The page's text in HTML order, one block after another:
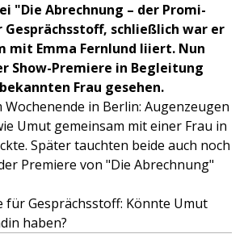
"Die Abrechnung – der Promi-
schließlich war er
mit Emma Fernlund liiert. Nun
Show-Premiere in Begleitung
Frau gesehen.
Wochenende in Berlin: Augenzeugen
Umut gemeinsam mit einer Frau in
Später tauchten beide auch noch
Premiere von "Die Abrechnung"
für Gesprächsstoff: Könnte Umut
haben?